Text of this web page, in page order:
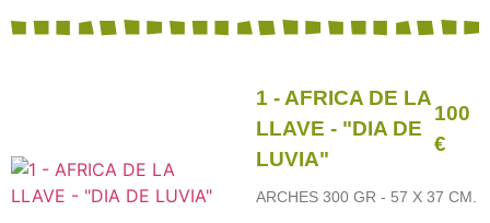
1 - AFRICA DE LA
LLAVE - "DIA DE
LUVIA"
100
€
ARCHES 300 GR - 57 X 37 CM.